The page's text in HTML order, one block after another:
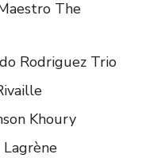
The
Rodriguez Trio
Khoury